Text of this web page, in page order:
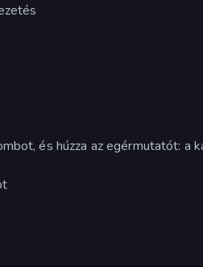
és húzza az egérmutatót: a